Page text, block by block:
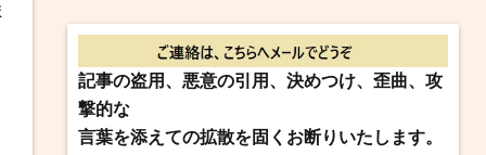
記事の盗用、悪意の引用、決めつけ、歪曲、攻
撃的な
言葉を添えての拡散を固くお断りいたします。